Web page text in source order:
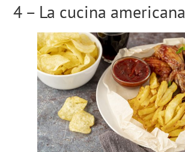
4 – La cucina americana